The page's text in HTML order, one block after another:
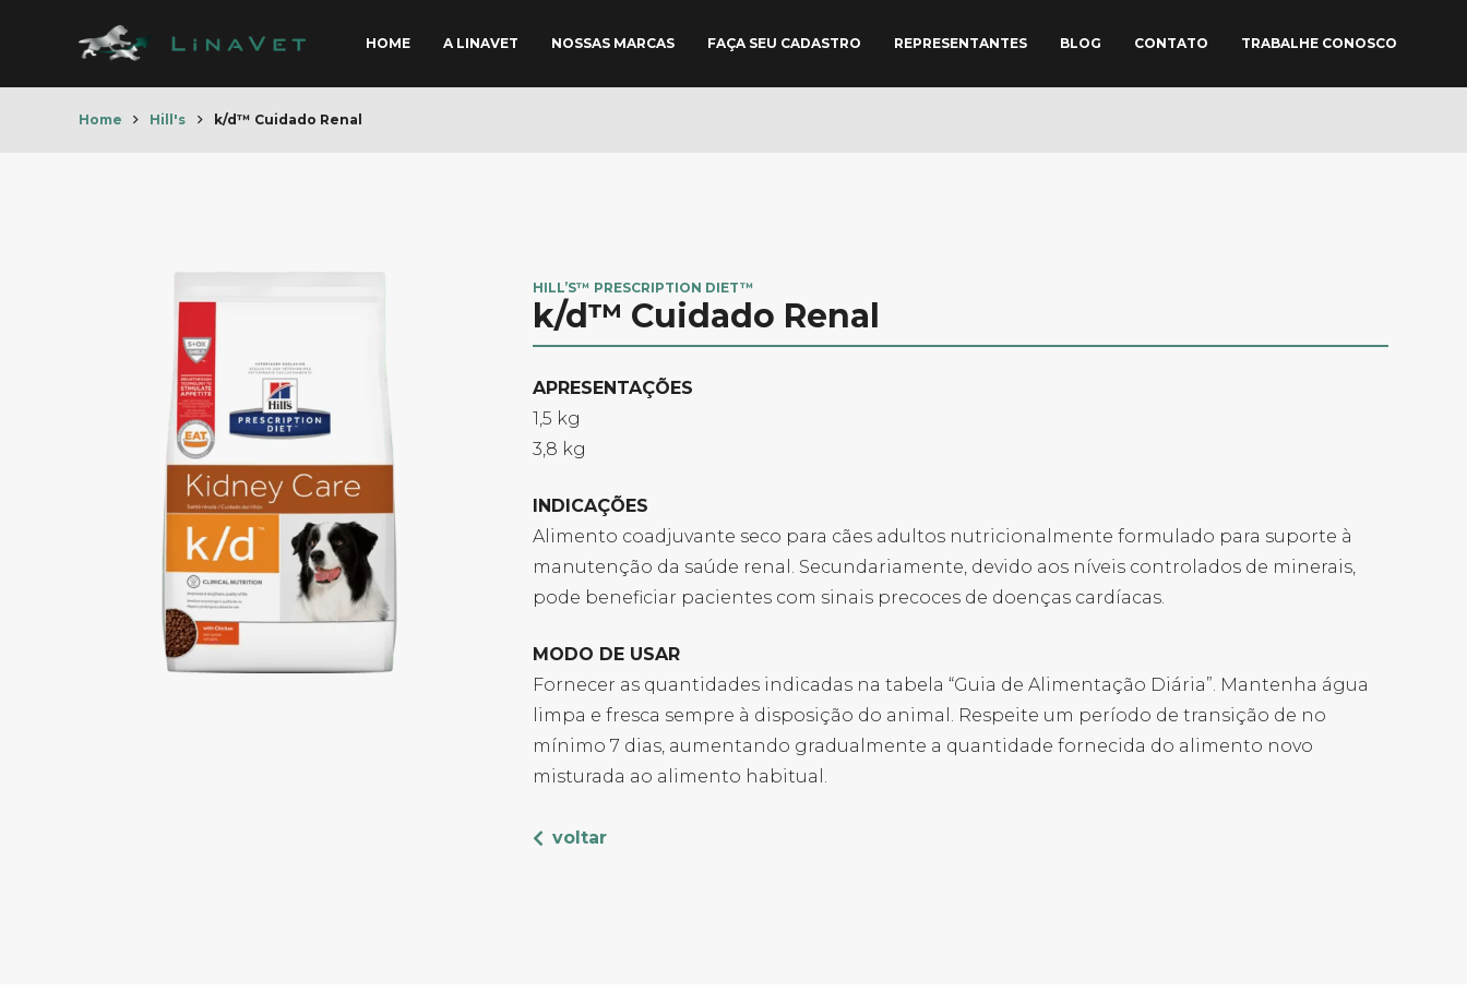
HOME A LINAVET NOSSAS MARCAS FAÇA SEU CADASTRO REPRESENTANTES BLOG CONTATO TRABALHE CONOSCO
Home Hill's k/d™ Cuidado Renal
HILL’S™ PRESCRIPTION DIET™
k/d™ Cuidado Renal
APRESENTAÇÕES​
1,5 kg
3,8 kg
INDICAÇÕES
Alimento coadjuvante seco para cães adultos nutricionalmente formulado para suporte à
manutenção da saúde renal. Secundariamente, devido aos níveis controlados de minerais,
pode beneficiar pacientes com sinais precoces de doenças cardíacas.
MODO DE USAR
Fornecer as quantidades indicadas na tabela “Guia de Alimentação Diária”. Mantenha água
limpa e fresca sempre à disposição do animal. Respeite um período de transição de no
mínimo 7 dias, aumentando gradualmente a quantidade fornecida do alimento novo
misturada ao alimento habitual.
voltar